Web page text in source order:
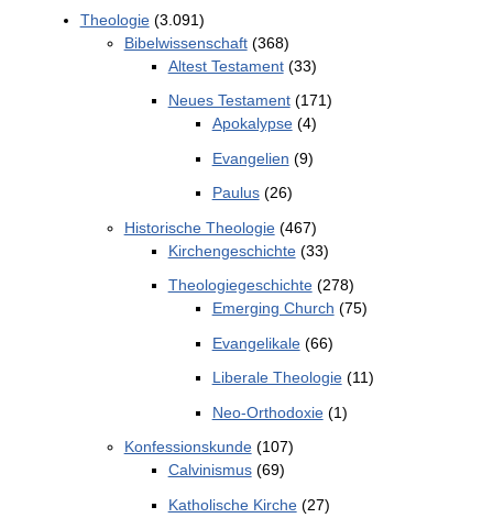
Theologie(3.091)
Bibelwissenschaft(368)
Altest Testament(33)
Neues Testament(171)
Apokalypse(4)
Evangelien (9)
Paulus(26)
Historische Theologie(467)
Kirchengeschichte(33)
Theologiegeschichte(278)
Emerging Church (75)
Evangelikale(66)
Liberale Theologie(11)
Neo-Orthodoxie(1)
Konfessionskunde(107)
Calvinismus(69)
Katholische Kirche(27)